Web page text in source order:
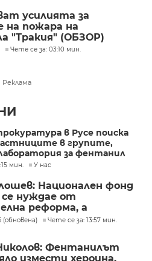
усилията за
на пожара на
"Тракия" (ОБЗОР)
Чете се за: 03:10 мин.
Реклама
в Русе поиска
в групите,
за фентанил
мин. У нас
Национален фонд
се нуждае от
реформа, а
в министерството ще
прозрачни
(обновена)
Чете се за: 13:57 мин.
Фентанилът
измести хероина,